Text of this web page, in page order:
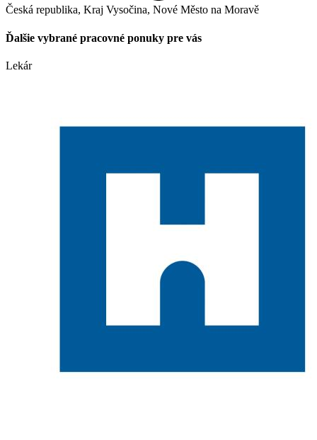
Česká republika, Kraj Vysočina, Nové Město na Moravě
Ďalšie vybrané pracovné ponuky pre vás
Lekár